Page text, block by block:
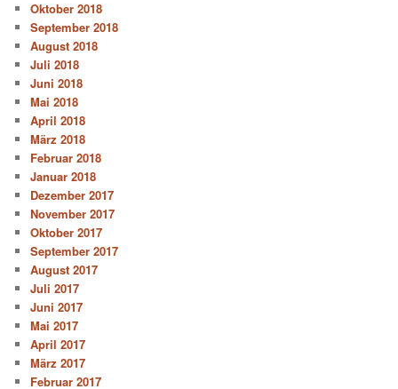
Oktober 2018
September 2018
August 2018
Juli 2018
Juni 2018
Mai 2018
April 2018
März 2018
Februar 2018
Januar 2018
Dezember 2017
November 2017
Oktober 2017
September 2017
August 2017
Juli 2017
Juni 2017
Mai 2017
April 2017
März 2017
Februar 2017